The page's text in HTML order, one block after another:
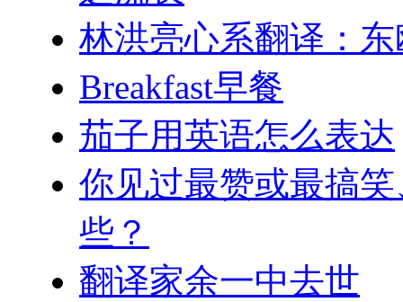
林洪亮心系翻译：
Breakfast早餐
茄子用英语怎么表达
你见过最赞或最搞
些？
翻译家余一中去世